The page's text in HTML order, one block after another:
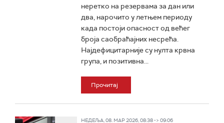
неретко на резервама за дан или
два, нарочито у летњем периоду
када постоји опасност од већег
броја саобраћајних несрећа.
Најдефицитарније су нулта крвна
група, и позитивна...
Прочитај
НЕДЕЉА, 08. МАР 2026, 08:38 -> 09:06